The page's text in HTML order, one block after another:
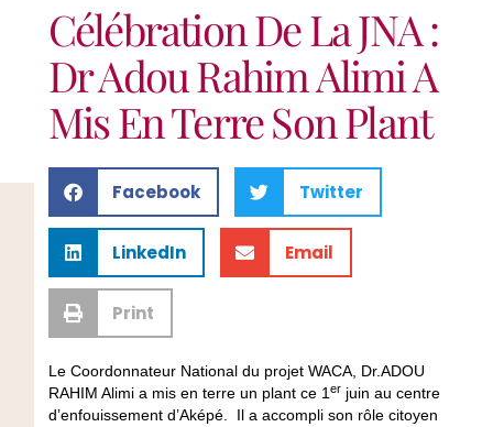
Célébration De La JNA :
Dr Adou Rahim Alimi A
Mis En Terre Son Plant
Facebook Twitter
LinkedIn Email
Print
Le Coordonnateur National du projet WACA, Dr.ADOU
RAHIM Alimi a mis en terre un plant ce 1 erjuin au centre
d’enfouissement d’Aképé. Il a accompli son rôle citoyen